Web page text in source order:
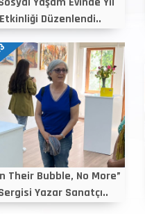
Düzenlendi..
Their Bubble, No More”
Yazar Sanatçı..